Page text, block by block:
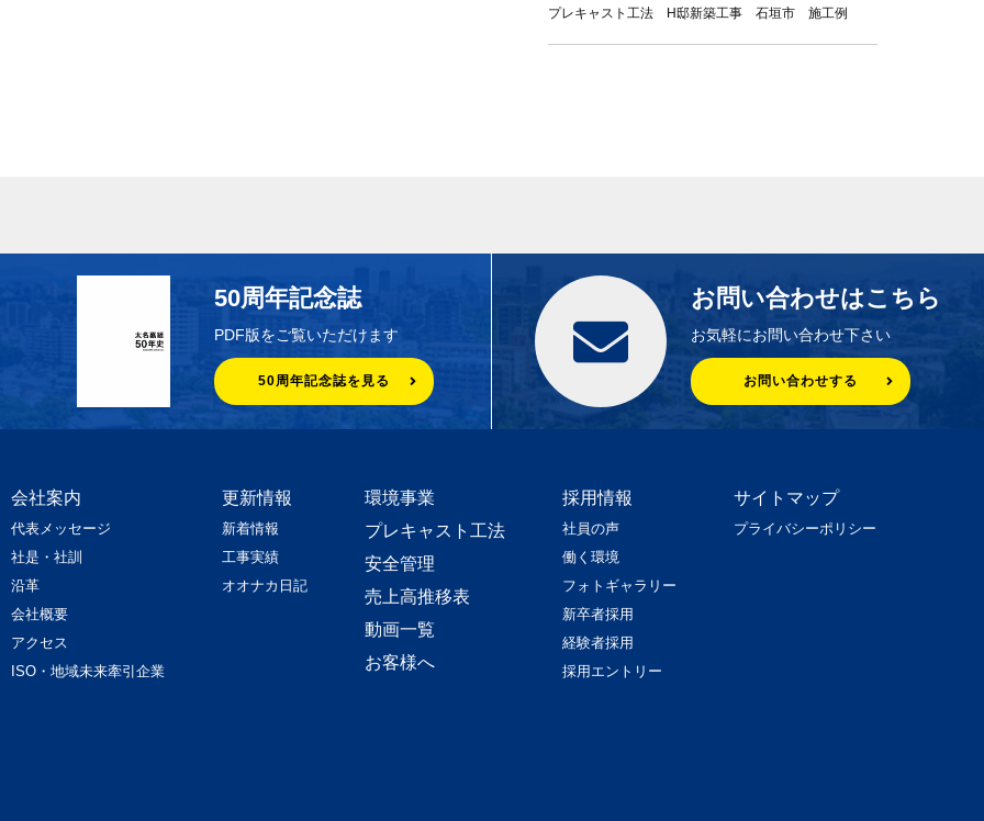
プレキャスト工法 H邸新築工事 石垣市 施工例
50周年記念誌
PDF版をご覧いただけます
50周年記念誌を見る
お問い合わせはこちら
お気軽にお問い合わせ下さい
お問い合わせする
会社案内
代表メッセージ
社是・社訓
沿革
会社概要
アクセス
ISO・地域未来牽引企業
更新情報
新着情報
工事実績
オオナカ日記
環境事業
プレキャスト工法
安全管理
売上高推移表
動画一覧
お客様へ
採用情報
社員の声
働く環境
フォトギャラリー
新卒者採用
経験者採用
採用エントリー
サイトマップ
プライバシーポリシー